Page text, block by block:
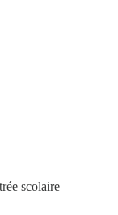
scolaire